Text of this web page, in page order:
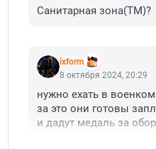
Санитарная зона(ТМ)?
ixform
8 октября 2024, 20:29
нужно ехать в
за это они готовы
и дадут медаль за